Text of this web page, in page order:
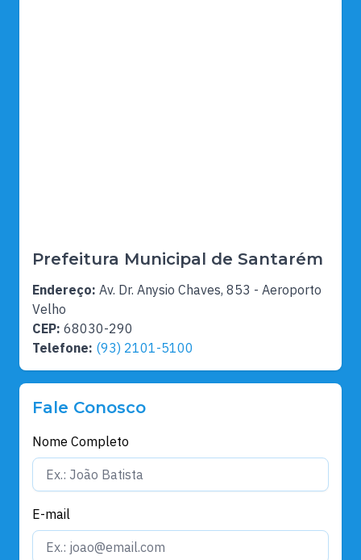
Prefeitura Municipal de Santarém
Endereço: Av. Dr. Anysio Chaves, 853 - Aeroporto
Velho
CEP: 68030-290
Telefone: (93) 2101-5100
Fale Conosco
Nome Completo
E-mail